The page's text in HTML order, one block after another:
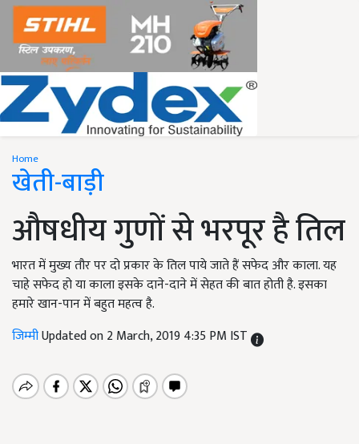
Home
खेती-बाड़ी
औषधीय गुणों से भरपूर है तिल
भारत में मुख्य तौर पर दो प्रकार के तिल पाये जाते हैं सफेद और काला. यह
चाहे सफेद हो या काला इसके दाने-दाने में सेहत की बात होती है. इसका
हमारे खान-पान में बहुत महत्व है.
जिम्मीUpdated on 2 March, 2019 4:35 PM IST